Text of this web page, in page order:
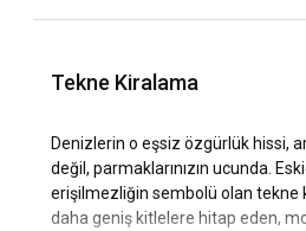
Tekne Kiralama
Denizlerin o eşsiz özgürlük hissi,
değil, parmaklarınızın ucunda.
erişilmezliğin sembolü olan tekne
daha geniş kitlelere hitap eden,